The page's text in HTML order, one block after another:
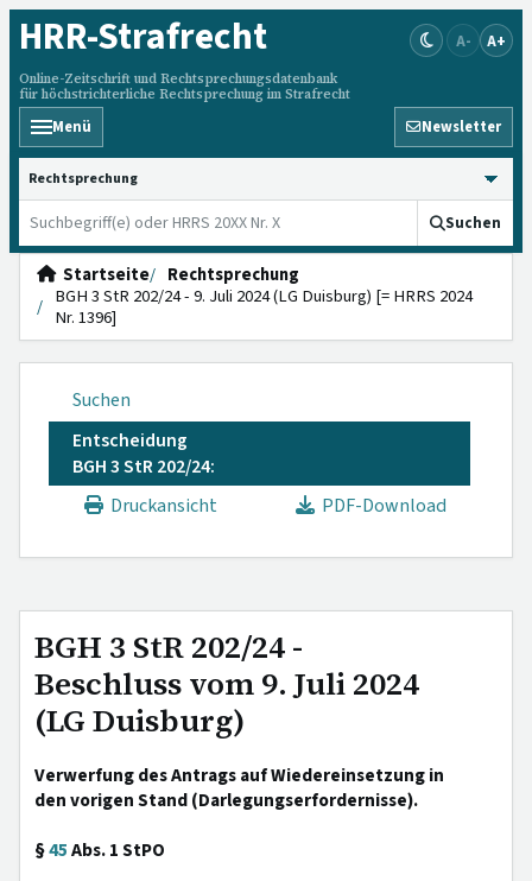
HRR-Strafrecht
Online-Zeitschrift und Rechtsprechungsdatenbank
für höchstrichterliche Rechtsprechung im Strafrecht
A- A+
Menü Newsletter
HRRS durchsuchen
Suchen
Startseite
Rechtsprechung
BGH 3 StR 202/24 - 9. Juli 2024 (LG Duisburg) [= HRRS 2024
Nr. 1396]
Suchen
Entscheidung
BGH 3 StR 202/24:
Druckansicht
PDF-Download
BGH 3 StR 202/24 -
Beschluss vom 9. Juli 2024
(LG Duisburg)
Verwerfung des Antrags auf Wiedereinsetzung in
den vorigen Stand (Darlegungserfordernisse).
§45Abs. 1 StPO